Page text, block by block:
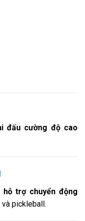
đấu cường độ cao
hỗ trợ chuyển động
pickleball.